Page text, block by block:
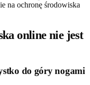
na ochronę środowiska
online nie jest
do góry nogami